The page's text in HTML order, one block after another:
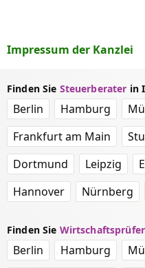
Impressum der Kanzlei
Finden Sie Steuerberater in
Berlin Hamburg
Frankfurt am Main
Dortmund
Leipzig
Hannover
Nürnberg
Finden Sie Wirtschaftsprüfer
Berlin Hamburg